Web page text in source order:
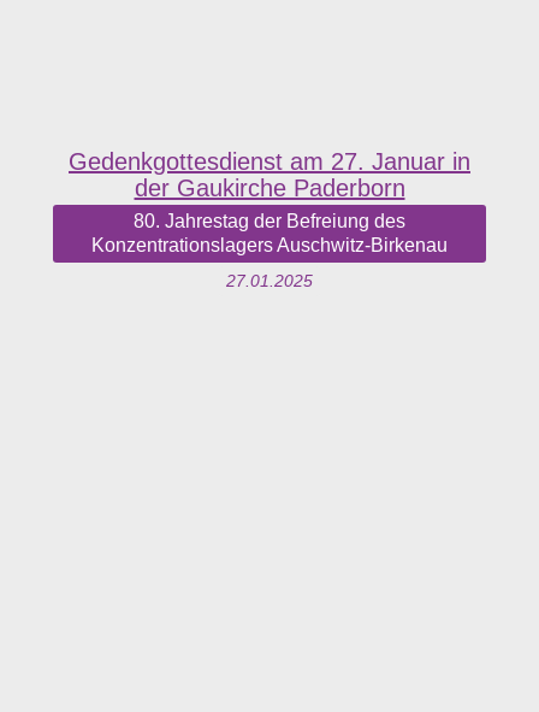
Gedenkgottesdienst am 27. Januar in
der Gaukirche Paderborn
80. Jahrestag der Befreiung des
Konzentrationslagers Auschwitz-Birkenau
27.01.2025